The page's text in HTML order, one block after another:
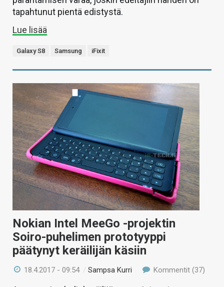
tapahtunut pientä edistystä.
Lue lisää
Galaxy S8 Samsung iFixit
Nokian Intel MeeGo -projektin
Soiro-puhelimen prototyyppi
päätynyt keräilijän käsiin
18.4.2017 - 09:54 /Sampsa Kurri Kommentit (37)